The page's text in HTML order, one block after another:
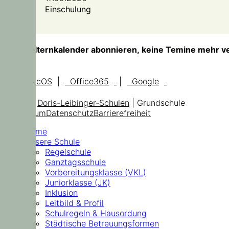
Einschulung
Elternkalender abonnieren, keine Temine mehr
iOS, macOS Office365 Google
Doris-Leibinger-Schulen | Grundschule
ImpressumDatenschutzBarrierefreiheit
Home
Unsere Schule
Regelschule
Ganztagsschule
Vorbereitungsklasse (VKL)
Juniorklasse (JK)
Inklusion
Leitbild & Profil
Schulregeln & Hausordung
Städtische Betreuungsformen